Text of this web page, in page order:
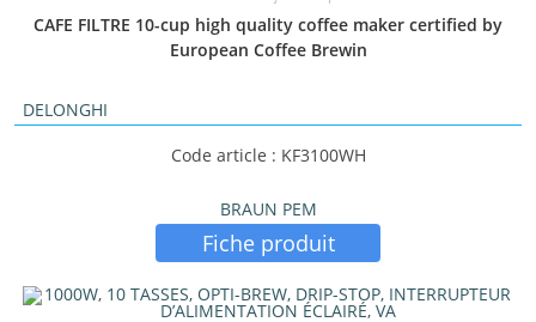
CAFE FILTRE 10-cup high quality coffee maker certified by
European Coffee Brewin
DELONGHI
Code article : KF3100WH
BRAUN PEM
Fiche produit